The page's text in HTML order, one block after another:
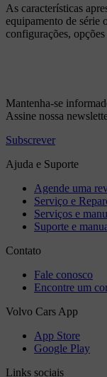
As características
equipamento de série
configurações,